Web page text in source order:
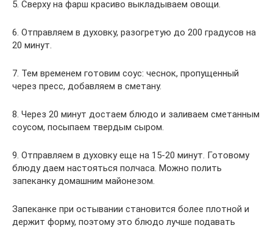
5. Сверху на фарш красиво выкладываем овощи.
6. Отправляем в духовку, разогретую до 200 градусов на
20 минут.
7. Тем временем готовим соус: чеснок, пропущенный
через пресс, добавляем в сметану.
8. Через 20 минут достаем блюдо и заливаем сметанным
соусом, посыпаем твердым сыром.
9. Отправляем в духовку еще на 15-20 минут. Готовому
блюду даем настояться полчаса. Можно полить
запеканку домашним майонезом.
Запеканке при остывании становится более плотной и
держит форму, поэтому это блюдо лучше подавать